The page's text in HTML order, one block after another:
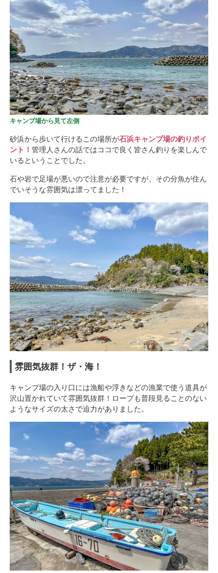
キャンプ場から見て左側
砂浜から歩いて行けるこの場所が石浜キャンプ場の釣りポイ
ント！ 管理人さんの話ではココで良く皆さん釣りを楽しんで
いるということでした。
石や岩で足場が悪いので注意が必要ですが、その分魚が住ん
でいそうな雰囲気は漂ってました！
雰囲気抜群！ザ・海！
キャンプ場の入り口には漁船や浮きなどの漁業で使う道具が
沢山置かれていて雰囲気抜群！ロープも普段見ることのない
ようなサイズの太さで迫力がありました。